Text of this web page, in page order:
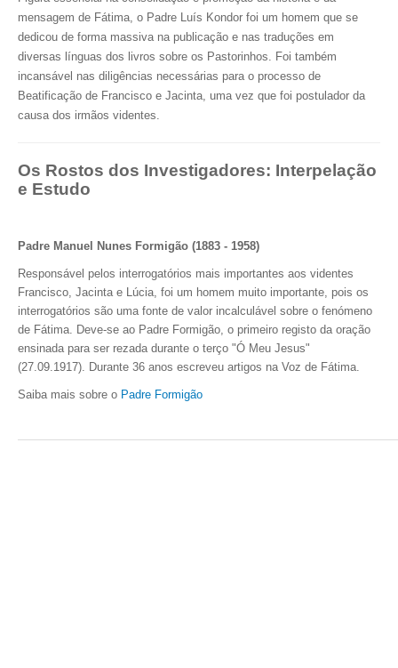
mensagem de Fátima, o Padre Luís Kondor foi um homem que se
dedicou de forma massiva na publicação e nas traduções em
diversas línguas dos livros sobre os Pastorinhos. Foi também
incansável nas diligências necessárias para o processo de
Beatificação de Francisco e Jacinta, uma vez que foi postulador da
causa dos irmãos videntes.
Os Rostos dos Investigadores: Interpelação
e Estudo
Padre Manuel Nunes Formigão (1883 - 1958)
Responsável pelos interrogatórios mais importantes aos videntes
Francisco, Jacinta e Lúcia, foi um homem muito importante, pois os
interrogatórios são uma fonte de valor incalculável sobre o fenómeno
de Fátima. Deve-se ao Padre Formigão, o primeiro registo da oração
ensinada para ser rezada durante o terço "Ó Meu Jesus"
(27.09.1917). Durante 36 anos escreveu artigos na Voz de Fátima.
Saiba mais sobre o Padre Formigão